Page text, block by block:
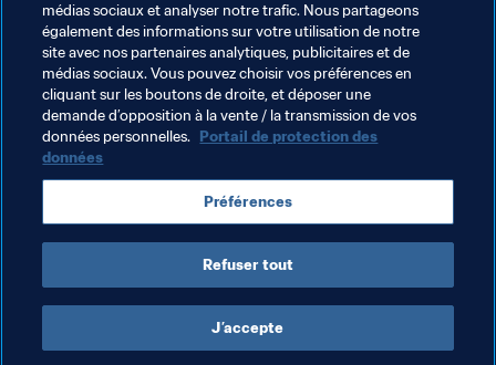
Initiatives en matière de
formation
CONDITIONS D'UTILISATION
PORTAIL DE LA FIFA SUR LA PROTECTION DES DONNÉES
TÉLÉCHARGEMENTS
PARAMÈTRAGE DES COOKIES
Droits d'auteur © 1994 - 2025 FIFA. Tous les droits sont réservés.
Cookie Settings
médias sociaux et analyser notre trafic. Nous partageons
également des informations sur votre utilisation de notre
site avec nos partenaires analytiques, publicitaires et de
médias sociaux. Vous pouvez choisir vos préférences en
cliquant sur les boutons de droite, et déposer une
demande d’opposition à la vente / la transmission de vos
données personnelles. Portail de protection des
données
Préférences
Refuser tout
J’accepte